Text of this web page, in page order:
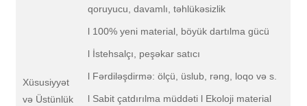
Xüsusiyyət
və Üstünlük
qoruyucu, davamlı, təhlükəsizlik
l 100% yeni material, böyük dartılma gücü
l İstehsalçı, peşəkar satıcı
l Fərdiləşdirmə: ölçü, üslub, rəng, loqo və s.
l Sabit çatdırılma müddəti l Ekoloji material